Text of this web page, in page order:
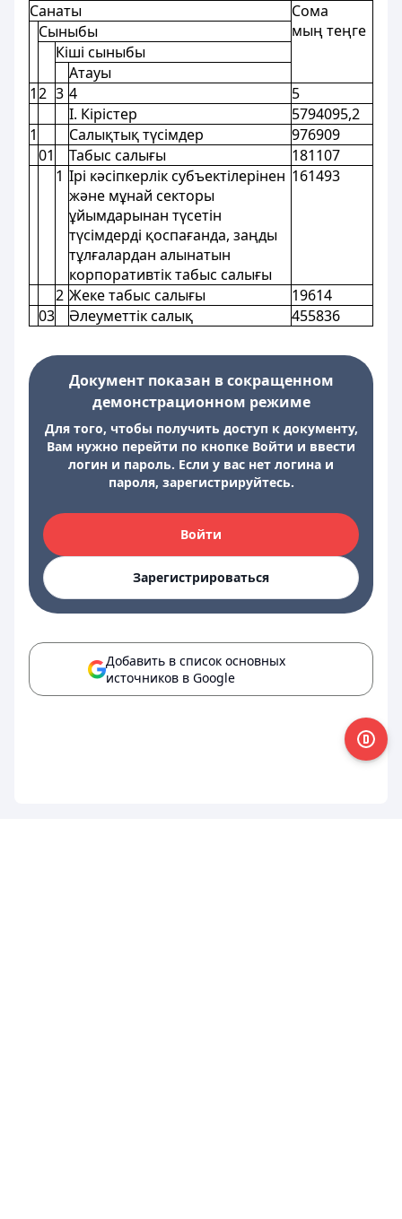
Санаты
Сома
мың теңге
Сыныбы
Кіші сыныбы
Атауы
12 3 4
5
I. Кірістер
5794095,2
1
Салықтық түсімдер
976909
01
Табыс салығы
181107
1 Ірі кәсіпкерлік субъектілерінен
және мұнай секторы
ұйымдарынан түсетін
түсімдерді қоспағанда, заңды
тұлғалардан алынатын
корпоративтік табыс салығы
161493
2 Жеке табыс салығы
19614
03
Әлеуметтік салық 455836
Документ показан в сокращенном
демонстрационном режиме
Для того, чтобы получить доступ к документу,
Вам нужно перейти по кнопке Войти и ввести
логин и пароль. Если у вас нет логина и
пароля, зарегистрируйтесь.
Войти
Зарегистрироваться
Добавить в список основных
источников в Google